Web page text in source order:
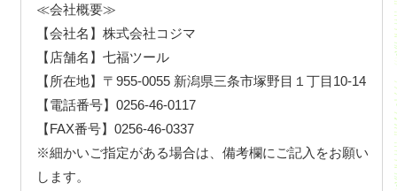
≪会社概要≫
【会社名】株式会社コジマ
【店舗名】七福ツール
【所在地】〒955-0055 新潟県三条市塚野目１丁目10-14
【電話番号】0256-46-0117
【FAX番号】0256-46-0337
※細かいご指定がある場合は、備考欄にご記入をお願い
します。